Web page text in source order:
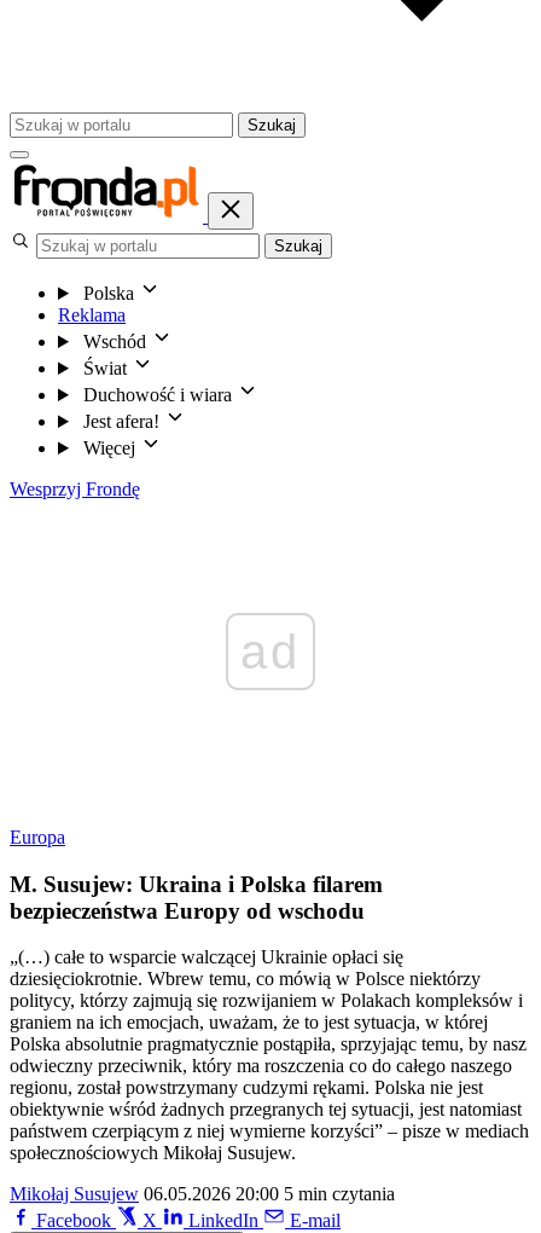
Szukaj
Szukaj
Polska
Reklama
Wschód
Świat
Duchowość i wiara
Jest afera!
Więcej
Wesprzyj Frondę
ad
Europa
M. Susujew: Ukraina i Polska filarem
bezpieczeństwa Europy od wschodu
„(…) całe to wsparcie walczącej Ukrainie opłaci się
dziesięciokrotnie. Wbrew temu, co mówią w Polsce niektórzy
politycy, którzy zajmują się rozwijaniem w Polakach kompleksów i
graniem na ich emocjach, uważam, że to jest sytuacja, w której
Polska absolutnie pragmatycznie postąpiła, sprzyjając temu, by nasz
odwieczny przeciwnik, który ma roszczenia co do całego naszego
regionu, został powstrzymany cudzymi rękami. Polska nie jest
obiektywnie wśród żadnych przegranych tej sytuacji, jest natomiast
państwem czerpiącym z niej wymierne korzyści” – pisze w mediach
społecznościowych Mikołaj Susujew.
Mikołaj Susujew 06.05.2026 20:00 5 min czytania
Facebook
X LinkedIn E-mail